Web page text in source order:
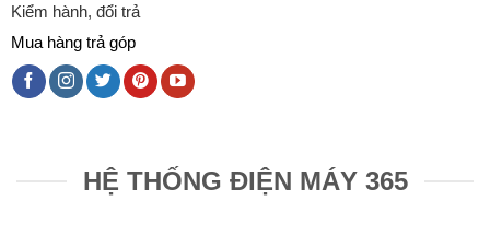
Kiểm hành, đổi trả
Mua hàng trả góp
HỆ THỐNG ĐIỆN MÁY 365